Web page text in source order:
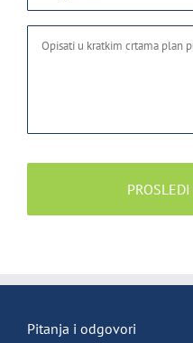
Pitanja i odgovori